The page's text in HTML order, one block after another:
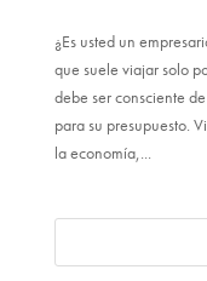
¿Es usted un
que suele viajar solo
debe ser consciente
para su presupuesto.
la economía,...